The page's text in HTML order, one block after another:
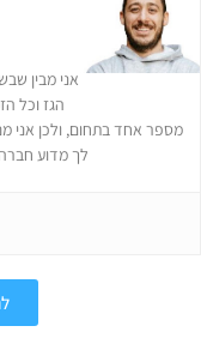
אני מבין
הגז וכל
מספר אחד בתחום, ולכן אני
לך מדוע